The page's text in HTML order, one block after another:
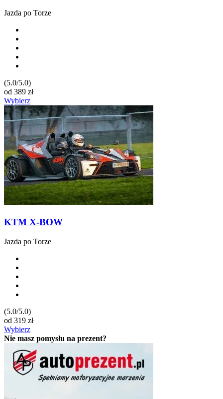
Jazda po Torze
(5.0/5.0)
od 389 zł
Wybierz
KTM X-BOW
Jazda po Torze
(5.0/5.0)
od 319 zł
Wybierz
Nie masz pomysłu na prezent?